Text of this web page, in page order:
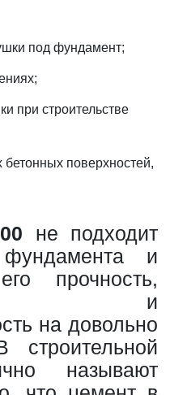
под фундамент;
при строительстве
поверхностей,
не подходит
и
прочность,
и
на довольно
называют